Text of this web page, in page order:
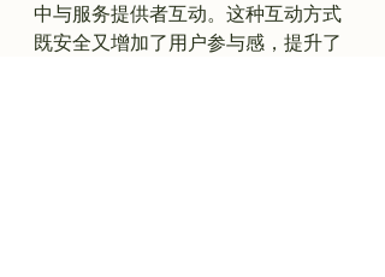
中与服务提供者互动。这种互动方式
既安全又增加了用户参与感，提升了